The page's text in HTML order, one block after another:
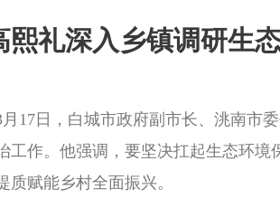
熙礼深入乡镇调研生
日，白城市政府副市长、洮南市委
工作。他强调，要坚决扛起生态环
质赋能乡村全面振兴。